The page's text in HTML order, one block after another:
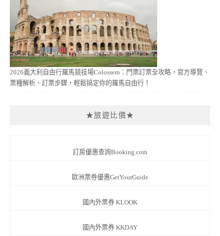
2026義大利自由行羅馬競技場Colossem：門票訂票全攻略，官方導覽、
票種解析、訂票步驟，輕鬆搞定你的羅馬自由行！
★旅遊比價★
訂房優惠查詢Booking.com
歐洲票券優惠GetYourGuide
國內外票券 KLOOK
國內外票券 KKDAY